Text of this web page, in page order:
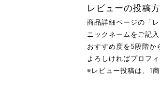
レビューの投稿
商品詳細ページの「
ニックネームをご記入
おすすめ度を5段階か
よろしければプロフ
※レビュー投稿は、1